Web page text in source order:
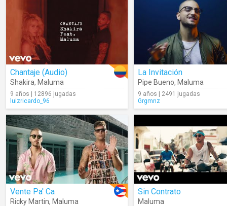
Chantaje (Audio)
Shakira, Maluma
9 años | 12896 jugadas
luizricardo_96
La Invitación
Pipe Bueno, Maluma
9 años | 2491 jugadas
Grgmnz
Vente Pa' Ca
Ricky Martin, Maluma
Sin Contrato
Maluma